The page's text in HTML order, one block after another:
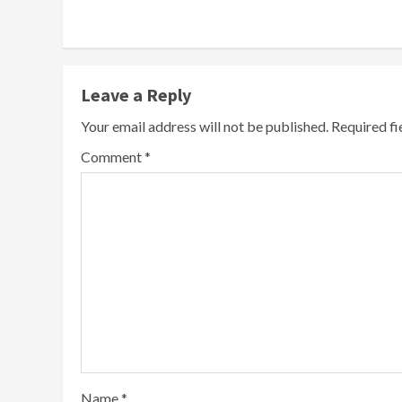
Leave a Reply
Your email address will not be published. Required
Comment*
Name*